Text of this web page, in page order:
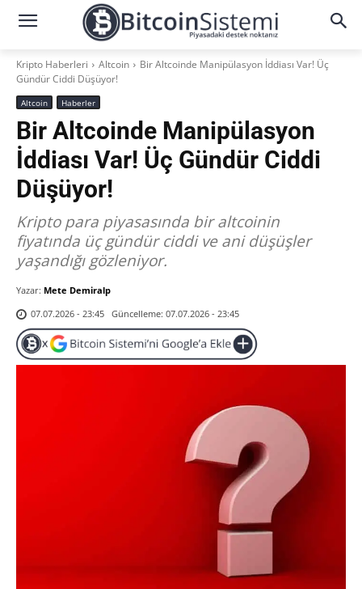
Kripto Haberleri Altcoin
Bir Altcoinde Manipülasyon İddiası Var! Üç
Gündür Ciddi Düşüyor!
Altcoin Haberler
Bir Altcoinde Manipülasyon
İddiası Var! Üç Gündür Ciddi
Düşüyor!
Kripto para piyasasında bir altcoinin
fiyatında üç gündür ciddi ve ani düşüşler
yaşandığı gözleniyor.
Yazar: Mete Demiralp
07.07.2026 - 23:45 Güncelleme: 07.07.2026 - 23:45